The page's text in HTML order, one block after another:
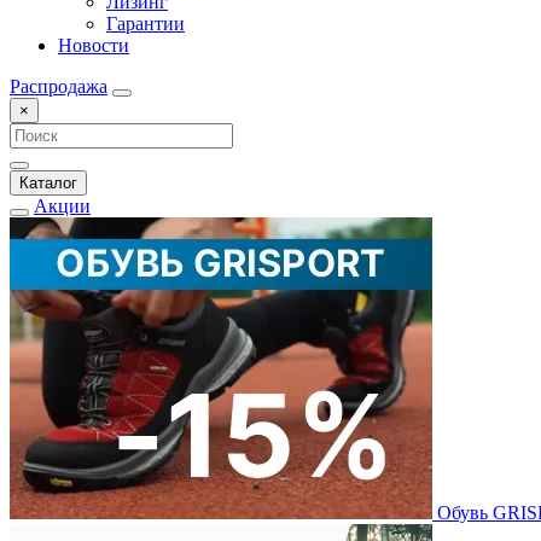
Гарантии
Новости
Распродажа
×
Каталог
Акции
Обувь